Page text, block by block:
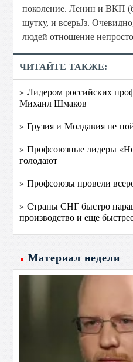
поколение. Ленин и ВКП
шутку, и всерьЈз.
людей отношение
ЧИТАЙТЕ ТАКЖЕ:
» Лидером российских
Михаил Шмаков
» Грузия и Молдавия не
» Профсоюзные лидеры
голодают
» Профсоюзы провели
» Страны СНГ быстро
производство и еще
Материал недели